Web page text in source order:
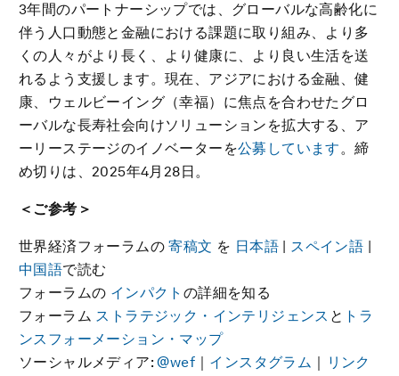
3年間のパートナーシップでは、グローバルな高齢化に
伴う人口動態と金融における課題に取り組み、より多
くの人々がより長く、より健康に、より良い生活を送
れるよう支援します。現在、アジアにおける金融、健
康、ウェルビーイング（幸福）に焦点を合わせたグロ
ーバルな長寿社会向けソリューションを拡大する、ア
ーリーステージのイノベーターを公募しています。締
め切りは、2025年4月28日。
＜ご参考＞
世界経済フォーラムの寄稿文 を 日本語 スペイン語
中国語で読む
フォーラムの インパクト の詳細を知る
フォーラム ストラテジック・インテリジェンス と トラ
ンスフォーメーション・マップ
ソーシャルメディア:@wef インスタグラム
リンク